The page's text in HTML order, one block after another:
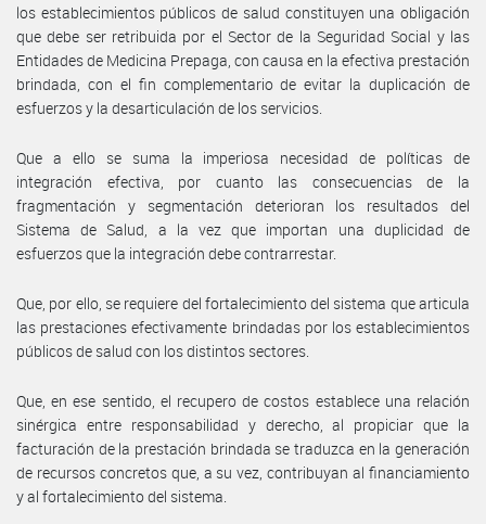
los establecimientos públicos de salud constituyen una obligación
que debe ser retribuida por el Sector de la Seguridad Social y las
Entidades de Medicina Prepaga, con causa en la efectiva prestación
brindada, con el fin complementario de evitar la duplicación de
esfuerzos y la desarticulación de los servicios.
Que a ello se suma la imperiosa necesidad de políticas de
integración efectiva, por cuanto las consecuencias de la
fragmentación y segmentación deterioran los resultados del
Sistema de Salud, a la vez que importan una duplicidad de
esfuerzos que la integración debe contrarrestar.
Que, por ello, se requiere del fortalecimiento del sistema que articula
las prestaciones efectivamente brindadas por los establecimientos
públicos de salud con los distintos sectores.
Que, en ese sentido, el recupero de costos establece una relación
sinérgica entre responsabilidad y derecho, al propiciar que la
facturación de la prestación brindada se traduzca en la generación
de recursos concretos que, a su vez, contribuyan al financiamiento
y al fortalecimiento del sistema.